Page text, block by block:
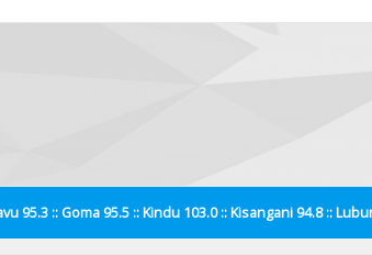
95.3 :: Goma 95.5 :: Kindu 103.0 :: Kisangani 94.8 ::